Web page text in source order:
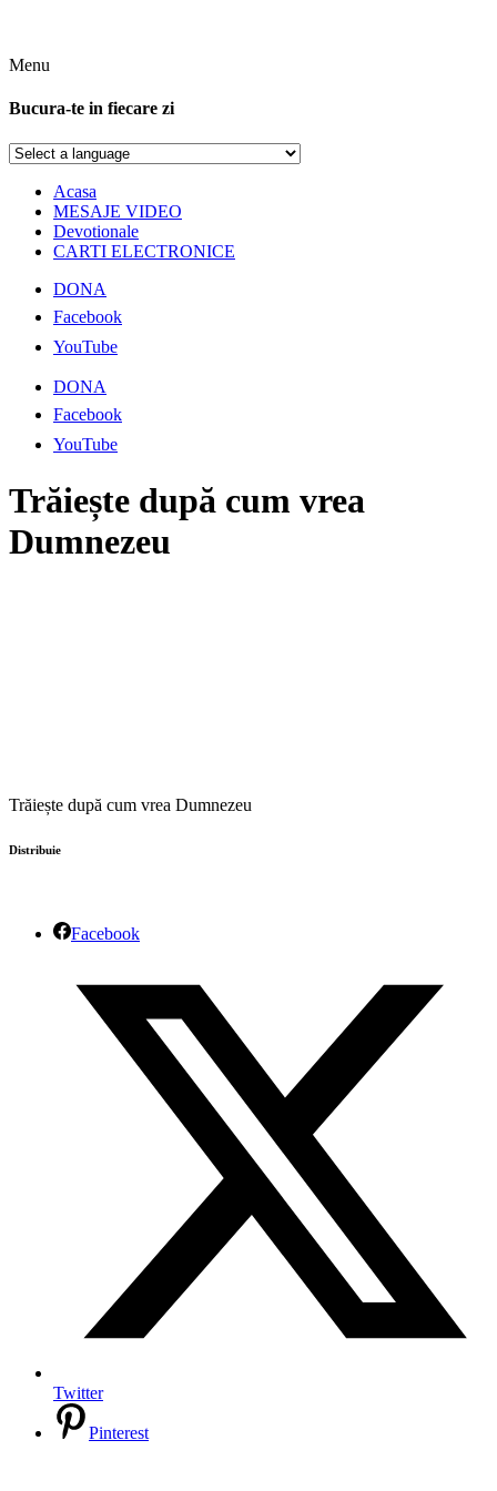
Menu
Bucura-te in fiecare zi
Acasa
MESAJE VIDEO
Devotionale
CARTI ELECTRONICE
DONA
Facebook
YouTube
DONA
Facebook
YouTube
Trăiește după cum vrea
Dumnezeu
Trăiește după cum vrea Dumnezeu
Distribuie
Facebook
Twitter
Pinterest